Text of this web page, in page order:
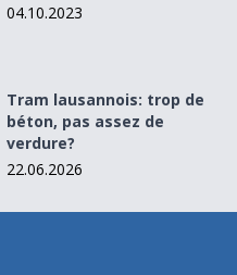
04.10.2023
pas assez de verdure?
Tram lausannois: trop de
béton, pas assez de
verdure?
22.06.2026